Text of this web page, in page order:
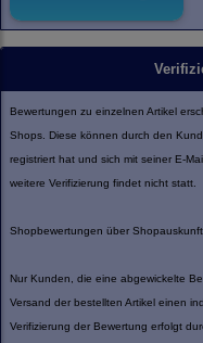
Bewertungen zu einzelnen Artikel
Shops. Diese können durch den
registriert hat und sich mit seiner E-
weitere Verifizierung findet nicht statt.
Shopbewertungen über
Nur Kunden, die eine abgewickelte
Versand der bestellten Artikel einen
Verifizierung der Bewertung erfolgt